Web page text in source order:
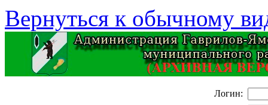
Вернуться к обычному
Логин: